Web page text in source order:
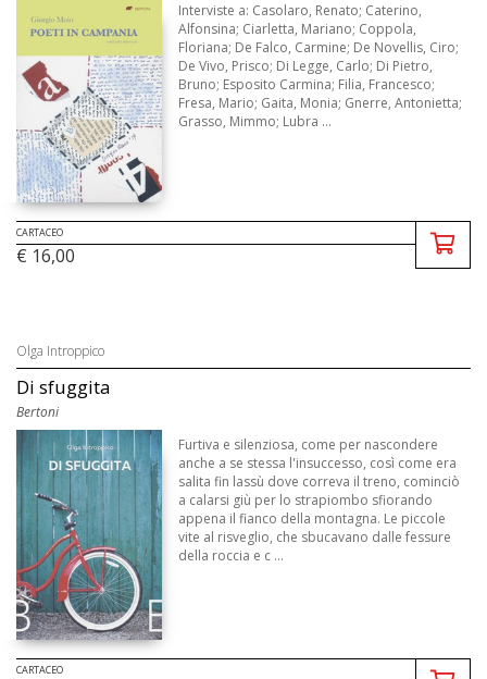
Interviste a: Casolaro, Renato; Caterino,
Alfonsina; Ciarletta, Mariano; Coppola,
Floriana; De Falco, Carmine; De Novellis, Ciro;
De Vivo, Prisco; Di Legge, Carlo; Di Pietro,
Bruno; Esposito Carmina; Filia, Francesco;
Fresa, Mario; Gaita, Monia; Gnerre, Antonietta;
Grasso, Mimmo; Lubra ...
CARTACEO
€ 16,00
Olga Introppico
Di sfuggita
Bertoni
Furtiva e silenziosa, come per nascondere
anche a se stessa l'insuccesso, così come era
salita fin lassù dove correva il treno, cominciò
a calarsi giù per lo strapiombo sfiorando
appena il fianco della montagna. Le piccole
vite al risveglio, che sbucavano dalle fessure
della roccia e c ...
CARTACEO